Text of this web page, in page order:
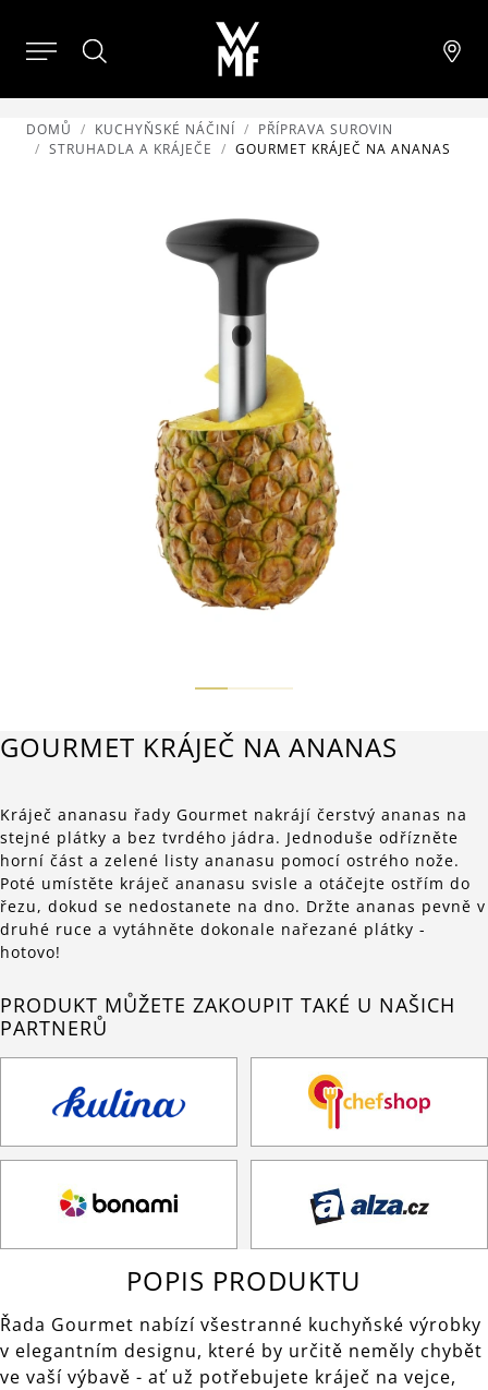
DOMŮ KUCHYŇSKÉ NÁČINÍ
PŘÍPRAVA SUROVIN
STRUHADLA A KRÁJEČE
GOURMET KRÁJEČ NA ANANAS
GOURMET KRÁJEČ NA ANANAS
Kráječ ananasu řady Gourmet nakrájí čerstvý ananas na
stejné plátky a bez tvrdého jádra. Jednoduše odřízněte
horní část a zelené listy ananasu pomocí ostrého nože.
Poté umístěte kráječ ananasu svisle a otáčejte ostřím do
řezu, dokud se nedostanete na dno. Držte ananas pevně v
druhé ruce a vytáhněte dokonale nařezané plátky -
hotovo!
PRODUKT MŮŽETE ZAKOUPIT TAKÉ U NAŠICH
PARTNERŮ
POPIS PRODUKTU
Řada Gourmet nabízí všestranné kuchyňské výrobky
v elegantním designu, které by určitě neměly chybět
ve vaší výbavě - ať už potřebujete kráječ na vejce,